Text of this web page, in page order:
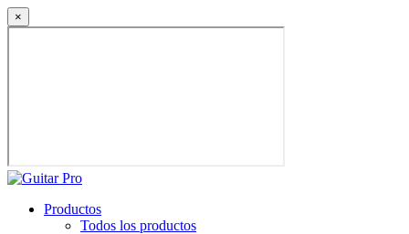
×
Productos
Todos los productos